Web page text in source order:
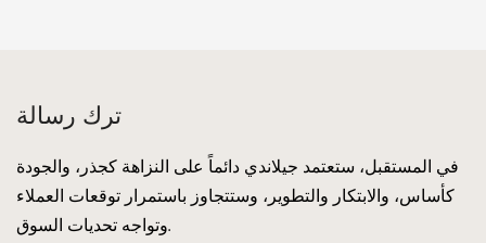
ترك رسالة
في المستقبل، ستعتمد جيلاندي دائماً على النزاهة كجذر، والجودة
كأساس، والابتكار والتطوير، وستتجاوز باستمرار توقعات العملاء
وتواجه تحديات السوق.